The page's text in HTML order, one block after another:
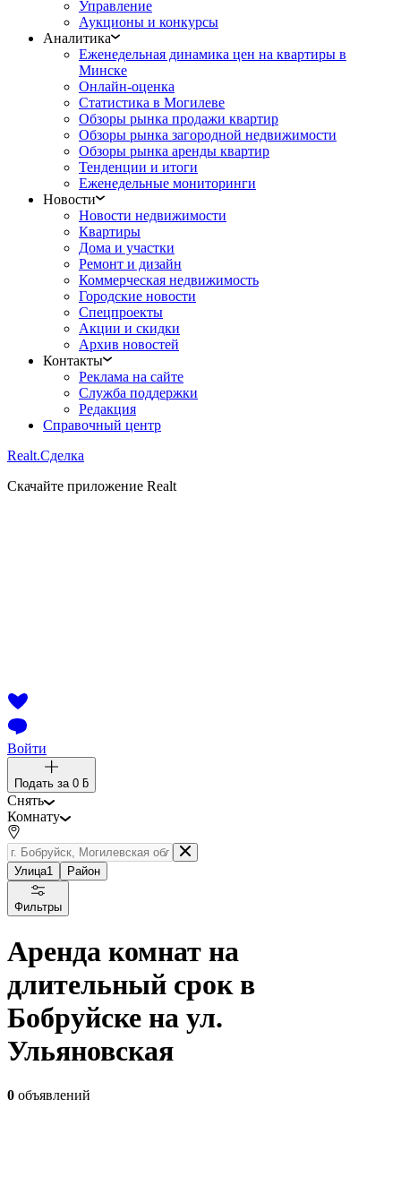
Управление
Аукционы и конкурсы
Аналитика
Еженедельная динамика цен на квартиры в
Минске
Онлайн-оценка
Статистика в Могилеве
Обзоры рынка продажи квартир
Обзоры рынка загородной недвижимости
Обзоры рынка аренды квартир
Тенденции и итоги
Еженедельные мониторинги
Новости
Новости недвижимости
Квартиры
Дома и участки
Ремонт и дизайн
Коммерческая недвижимость
Городские новости
Спецпроекты
Акции и скидки
Архив новостей
Контакты
Реклама на сайте
Служба поддержки
Редакция
Справочный центр
Realt.Сделка
Скачайте приложение Realt
Войти
Подать за 0 ƃ
Снять
Комнату
Улица1 Район
Фильтры
Аренда комнат на
длительный срок в
Бобруйске на ул.
Ульяновская
0 объявлений